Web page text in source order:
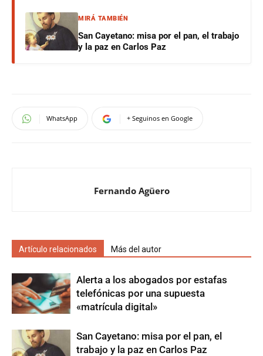
MIRÁ TAMBIÉN
San Cayetano: misa por el pan, el trabajo
y la paz en Carlos Paz
WhatsApp + Seguinos en Google
Fernando Agüero
Artículo relacionados Más del autor
Alerta a los abogados por estafas
telefónicas por una supuesta
«matrícula digital»
San Cayetano: misa por el pan, el
trabajo y la paz en Carlos Paz